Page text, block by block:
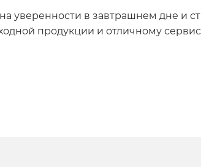
уверенности в завтрашнем дне и
продукции и отличному